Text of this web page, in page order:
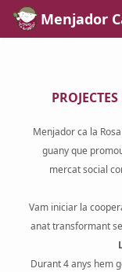
Skip to Main Content
Menjador
Menjador ca la
guany que
mercat social
Vam iniciar la
anat transformant
Durant 4 anys hem